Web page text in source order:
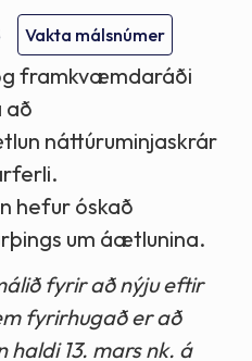
Vakta málsnúmer
framkvæmdaráði
að
náttúruminjaskrár
hefur óskað
um áætlunina.
fyrir að nýju eftir
fyrirhugað er að
13. mars nk. á